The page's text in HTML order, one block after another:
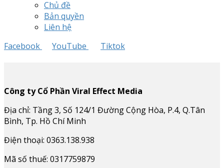
Chủ đề
Bản quyền
Liên hệ
Facebook
YouTube Tiktok
Công ty Cổ Phần Viral Effect Media
Địa chỉ: Tầng 3, Số 124/1 Đường Cộng Hòa, P.4, Q.Tân
Bình, Tp. Hồ Chí Minh
Điện thoại: 0363.138.938
Mã số thuế: 0317759879